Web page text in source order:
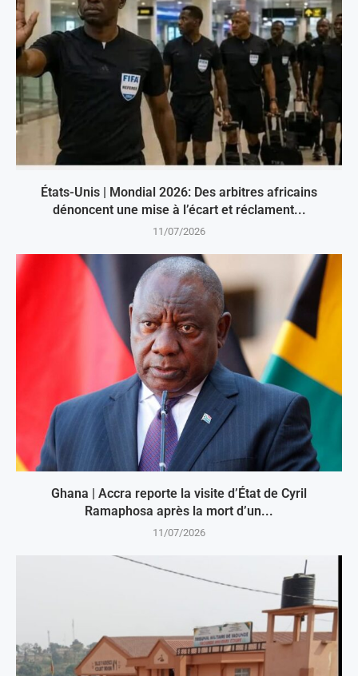
États-Unis | Mondial 2026: Des arbitres africains
dénoncent une mise à l’écart et réclament...
11/07/2026
Ghana | Accra reporte la visite d’État de Cyril
Ramaphosa après la mort d’un...
11/07/2026